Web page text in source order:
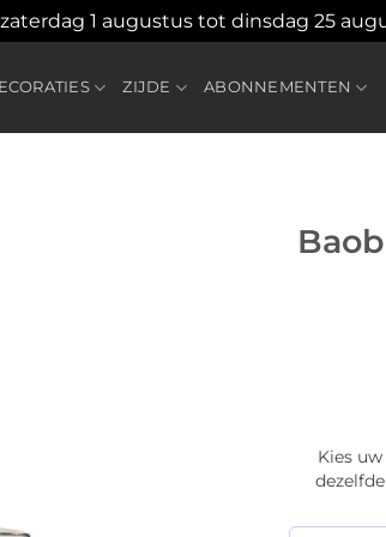
1 augustus tot dinsdag 25
ZIJDE ABONNEMENTEN
Kies